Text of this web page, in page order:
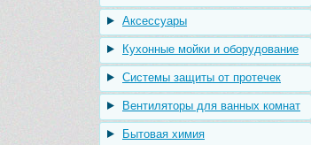
Аксессуары
Кухонные мойки и оборудование
Системы защиты от протечек
Вентиляторы для ванных комнат
Бытовая химия